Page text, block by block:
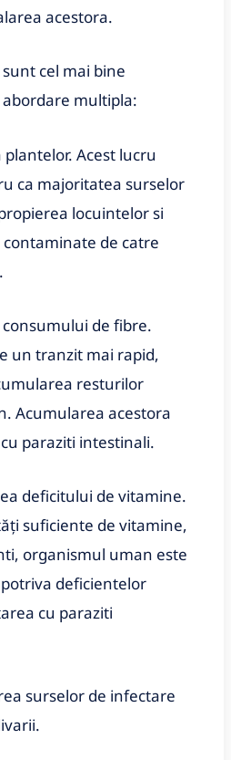
acestora.
cel mai bine
multipla:
Acest lucru
ca majoritatea surselor
locuintelor si
de catre
de fibre.
un tranzit mai rapid,
resturilor
Acumularea acestora
paraziti intestinali.
deficitului de vitamine.
suficiente de vitamine,
organismul uman este
deficientelor
cu paraziti
surselor de infectare